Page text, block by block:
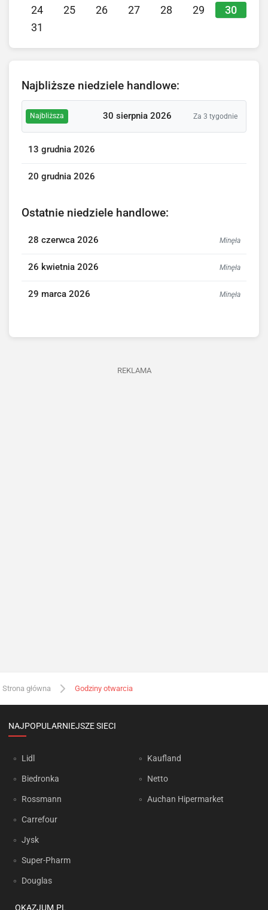
24
25 26 27 28 29 30
31
Najbliższe niedziele handlowe:
Najbliższa 30 sierpnia 2026 Za 3 tygodnie
13 grudnia 2026
20 grudnia 2026
Ostatnie niedziele handlowe:
28 czerwca 2026 Minęła
26 kwietnia 2026 Minęła
29 marca 2026 Minęła
REKLAMA
Strona główna Godziny otwarcia
NAJPOPULARNIEJSZE SIECI
Lidl
Biedronka
Rossmann
Carrefour
Jysk
Super-Pharm
Douglas
Kaufland
Netto
Auchan Hipermarket
OKAZJUM.PL